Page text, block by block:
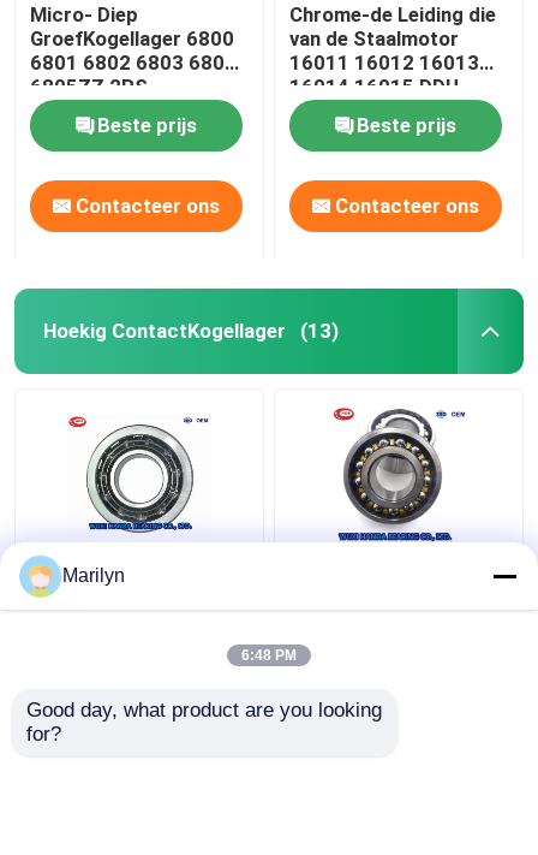
Micro- Diep
GroefKogellager 6800
6801 6802 6803 6804
6805ZZ 2RS
Beste prijs
Contacteer ons
Chrome-de Leiding die
van de Staalmotor
16011 16012 16013
16014 16015 DDU
ZZC3 2RS dragen
Beste prijs
Contacteer ons
Hoekig ContactKogellager (13)
7216 BECBP Hoekig
ContactKogellager
van het Puntcontact
Marilyn
6:48 PM
Good day, what product are you looking
for?